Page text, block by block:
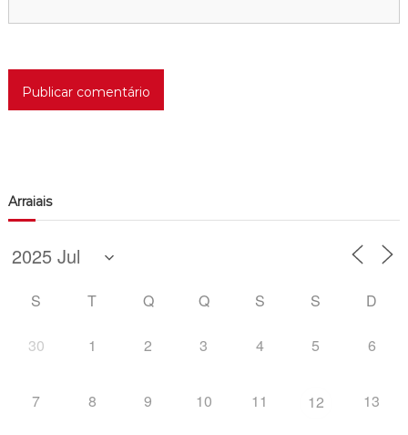
Arraiais
S T Q Q S S D
30 1 2 3 4 5 6
7 8 9 10 11 12 13